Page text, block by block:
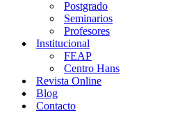
Postgrado
Seminarios
Profesores
Institucional
FEAP
Centro Hans
Revista Online
Blog
Contacto